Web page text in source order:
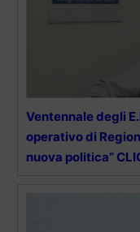
Ventennale degli
operativo di
nuova politica”